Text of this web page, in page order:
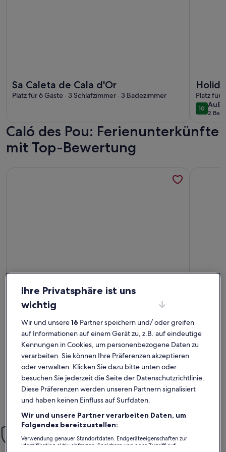
Sa Caleta de Cala d'Or
Platz für 6 Gäste · 3 Schlafzimmer · 3 Badezimmer
sea
Platz für
1010 von
2
(2
Caló des Pou: Ferienunterkünfte
mit Top-Bewertung
Weitere Infos zu CAS GENERAL - Ferienhaus mit Terrasse
CAS GENERAL
10 von 10
außergewöhnlich
32 Bewertungen
(32
bewertungen)
Tuvimos una estancia encantadora en esta propiedad. El
apartamento estaba impecablemente limpio, acogedor y
equipado con todo lo que necesitábamos. La ubicación era
perfecta para explorar los alrededores y la comunicación con
el anfitrión fue excelente. Recomendamos este lugar.
Alex F.
Aufenthalt im Juli 2025
Weitere Infos zu CAS GENERAL - Ferienhaus mit Terrasse
1010 von
War eine
Highlight
Einfach sorglos
Mit unserer Mit-Vertrauen-Buchen-Garantie bieten wir dir rund
Ihre Privatsphäre ist uns
wichtig
Wir und unsere16 Partner speichern und/ oder greifen
auf Informationen auf einem Gerät zu, z.B. auf eindeutige
Kennungen in Cookies, um personenbezogene Daten zu
verarbeiten. Sie können Ihre Präferenzen akzeptieren
oder verwalten. Klicken Sie dazu bitte unten oder
besuchen Sie jederzeit die Seite der Datenschutzrichtlinie.
Diese Präferenzen werden unseren Partnern signalisiert
und haben keinen Einfluss auf Surfdaten.
Wir und unsere Partner verarbeiten Daten, um
Folgendes bereitzustellen:
Verwendung genauer Standortdaten. Endgeräteeigenschaften zur
Identifikation aktiv abfragen. Speichern von oder Zugriff auf